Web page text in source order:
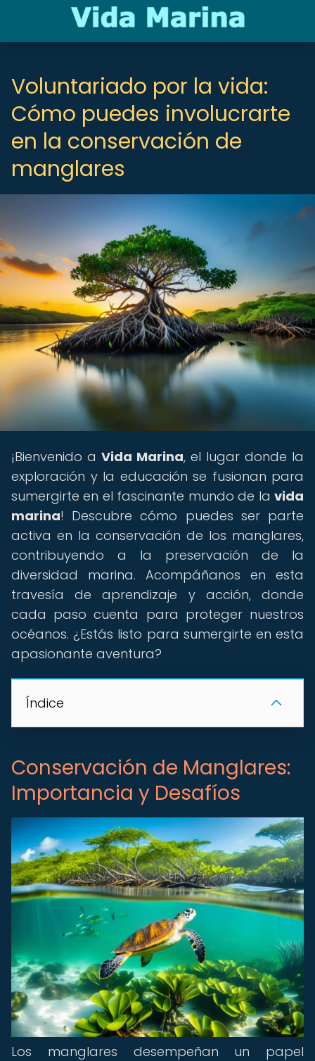
Voluntariado por la vida:
Cómo puedes involucrarte
en la conservación de
manglares
¡Bienvenido a Vida Marina, el lugar donde la
exploración y la educación se fusionan para
sumergirte en el fascinante mundo de la vida
marina! Descubre cómo puedes ser parte
activa en la conservación de los manglares,
contribuyendo a la preservación de la
diversidad marina. Acompáñanos en esta
travesía de aprendizaje y acción, donde
cada paso cuenta para proteger nuestros
océanos. ¿Estás listo para sumergirte en esta
apasionante aventura?
Índice
Conservación de Manglares:
Importancia y Desafíos
Los manglares desempeñan un papel